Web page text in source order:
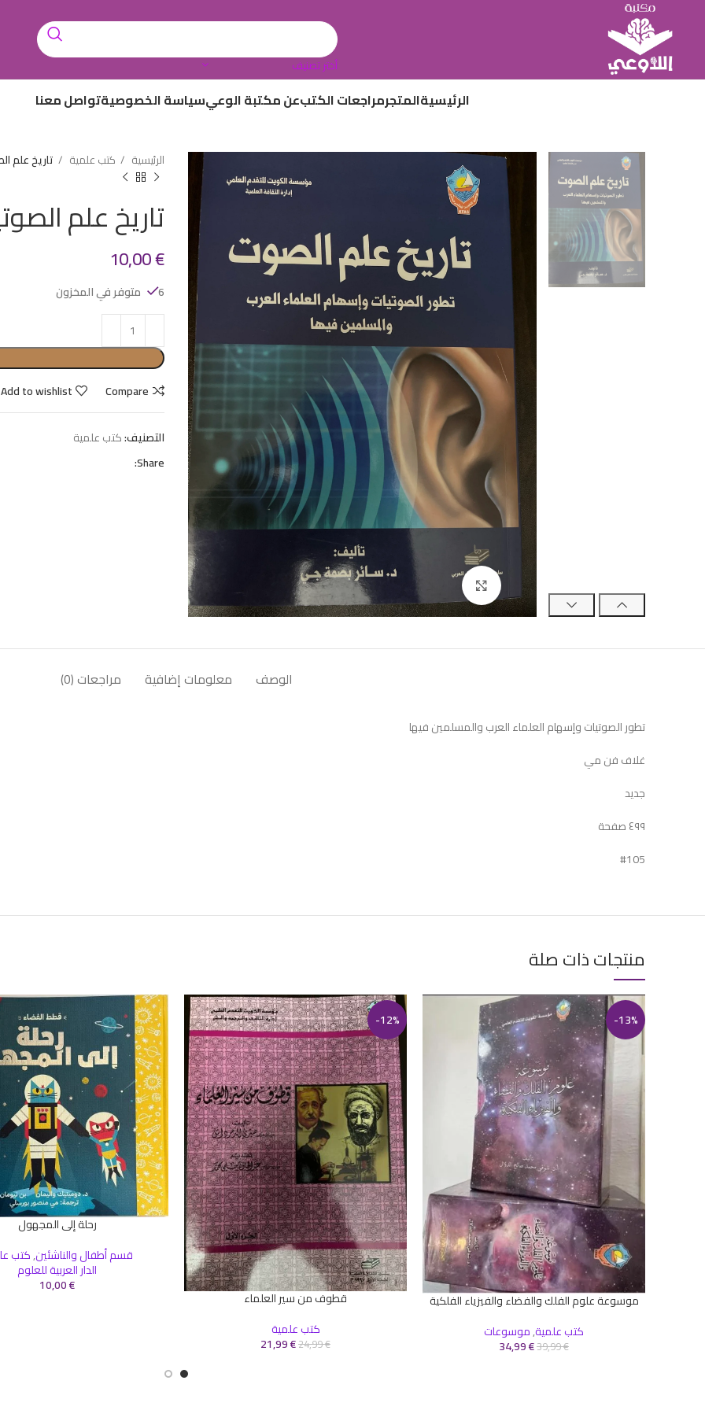
أختر تصنيف
الرئيسيةالمتجرمراجعات الكتبعن مكتبة الوعيسياسة الخصوصيةتواصل معنا
Click to enlarge
الرئيسية كتب علمية تاريخ علم
تاريخ علم
10,00€
6 متوفر في المخزون
Compare
Add to wishlist
التصنيف:كتب علمية
Share:
الوصف معلومات إضافية مراجعات (0)
تطور الصوتيات وإسهام العلماء العرب والمسلمين فيها
غلاف فن مي
جديد
٤٩٩ صفحة
#105
منتجات ذات صلة
-13%
إضافة إلى السلة
موسوعة علوم الفلك والفضاء والفيزياء الفلكية
كتب علمية,موسوعات
39,99€
34,99€
-12%
إضافة إلى السلةقطوف من سير العلماء
كتب علمية
24,99€
21,99€
رحلة إلى المجهول
قسم أطفال والناشئين,كتب
الدار العربية للعلوم
10,00€